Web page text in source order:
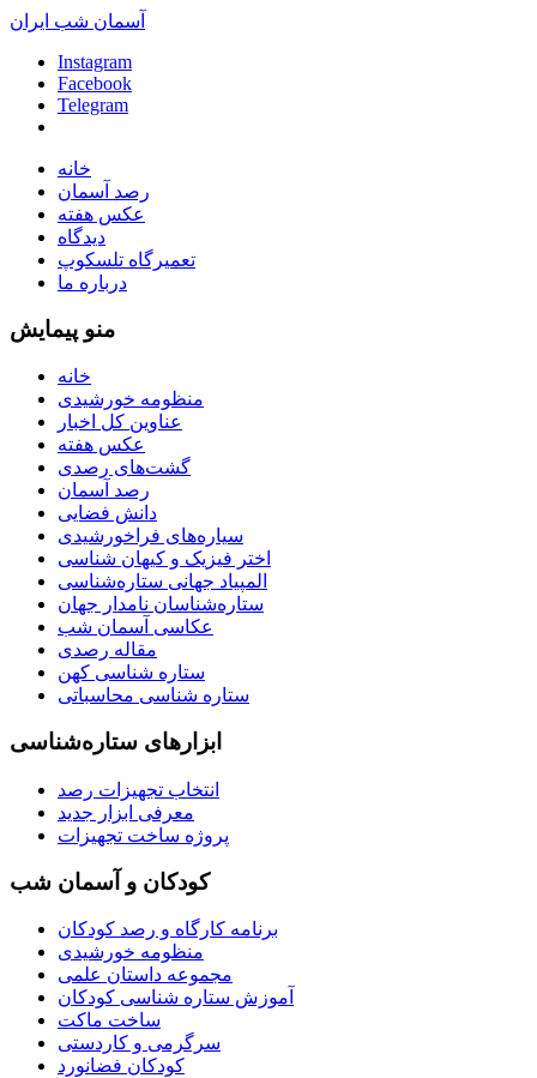
آسمان شب ایران
Instagram
Facebook
Telegram
خانه
رصد آسمان
عکس هفته
دیدگاه
تعمیرگاه تلسکوپ
درباره ما
منو پیمایش
خانه
منظومه خورشیدی
عناوین کل اخبار
عکس هفته
گشت‌های رصدی
رصد آسمان
دانش فضایی
سیاره‌های فراخورشیدی
اختر فیزیک و کیهان شناسی
المپیاد جهانی ستاره‌شناسی
ستاره‌شناسان نامدار جهان
عکاسی آسمان شب
مقاله رصدی
ستاره شناسی کهن
ستاره شناسی محاسباتی
ابزارهای ستاره‌شناسی
انتخاب تجهیزات رصد
معرفی ابزار جدید
پروژه ساخت تجهیزات
کودکان و آسمان شب
برنامه‌ کارگاه و رصد کودکان
منظومه خورشیدی
مجموعه داستان علمی
آموزش ستاره شناسی کودکان
ساخت ماکت
سرگرمی و کاردستی
کودکان فضانورد